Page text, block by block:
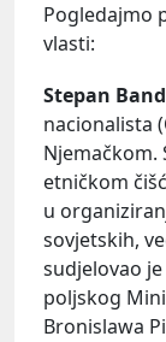
Pogledajmo
vlasti:
Stepan
nacionalista
Njemačkom.
etničkom
u
sovjetskih,
sudjelovao
poljskog
Bronislawa